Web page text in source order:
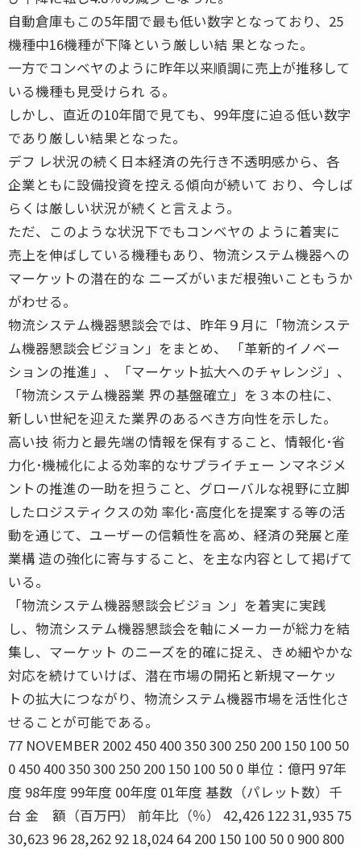
自動倉庫もこの5年間で最も低い数字となっており、25
機種中16機種が下降という厳しい結 果となった。
一方でコンベヤのように昨年以来順調に売上が推移して
いる機種も見受けられ る。
しかし、直近の10年間で見ても、99年度に迫る低い数字
であり厳しい結果となった。
デフ レ状況の続く日本経済の先行き不透明感から、各
企業ともに設備投資を控える傾向が続いて おり、今しば
らくは厳しい状況が続くと言えよう。
ただ、このような状況下でもコンベヤの ように着実に
売上を伸ばしている機種もあり、物流システム機器への
マーケットの潜在的な ニーズがいまだ根強いこともうか
がわせる。
物流システム機器懇談会では、昨年９月に「物流システ
ム機器懇談会ビジョン」をまとめ、 「革新的イノベー
ションの推進」、「マーケット拡大へのチャレンジ」、
「物流システム機器業 界の基盤確立」を３本の柱に、
新しい世紀を迎えた業界のあるべき方向性を示した。
高い技 術力と最先端の情報を保有すること、情報化･省
力化･機械化による効率的なサプライチェー ンマネジメ
ントの推進の一助を担うこと、グローバルな視野に立脚
したロジスティクスの効 率化･高度化を提案する等の活
動を通じて、ユーザーの信頼性を高め、経済の発展と産
業構 造の強化に寄与すること、を主な内容として掲げて
いる。
「物流システム機器懇談会ビジョ ン」を着実に実践
し、物流システム機器懇談会を軸にメーカーが総力を結
集し、マーケット のニーズを的確に捉え、きめ細やかな
対応を続けていけば、潜在市場の開拓と新規マーケッ
トの拡大につながり、物流システム機器市場を活性化さ
せることが可能である。
77 NOVEMBER 2002 450 400 350 300 250 200 150 100 50
0 450 400 350 300 250 200 150 100 50 0 単位：億円 97年
度 98年度 99年度 00年度 01年度 基数（パレット数）千
台 金 額（百万円） 前年比（％） 42,426 122 31,935 75
30,623 96 28,262 92 18,024 64 200 150 100 50 0 900 800